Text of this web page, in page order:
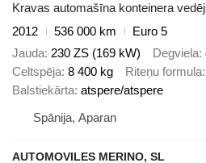
Kravas automašīna konteinera
2012
536 000 km
Euro 5
Jauda 230 ZS (169 kW) Degviela
Celtspēja 8 400 kg Riteņu formula
Balstiekārta atspere/atspere
Spānija, Aparan
AUTOMOVILES MERINO, SL